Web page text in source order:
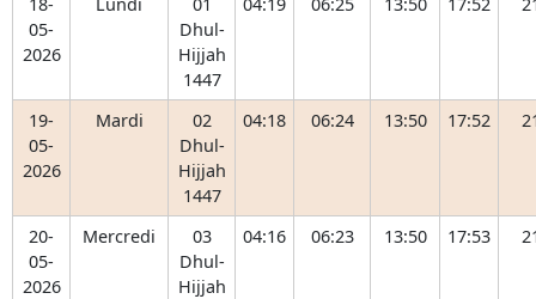
05-
2026
Dhul-
Hijjah
1447
19-
05-
2026
Mardi
02
Dhul-
Hijjah
1447
04:18 06:24 13:50 17:52
20-
05-
2026
Mercredi
03
Dhul-
Hijjah
04:16 06:23 13:50 17:53